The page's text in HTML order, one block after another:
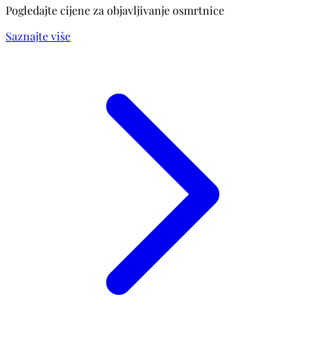
Pogledajte cijene za objavljivanje osmrtnice
Saznajte više